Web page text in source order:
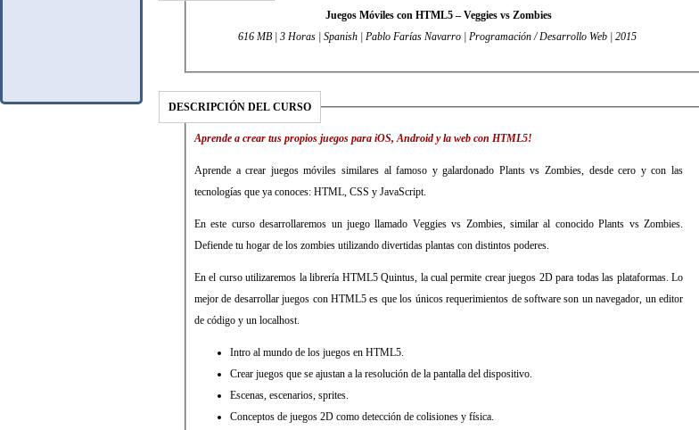
Juegos Móviles con HTML5 – Veggies vs Zombies
616 MB | 3 Horas | Spanish | Pablo Farías Navarro | Programación / Desarrollo Web | 2015
DESCRIPCIÓN DEL CURSO
Aprende a crear tus propios juegos para iOS, Android y la web con HTML5!
Aprende a crear juegos móviles similares al famoso y galardonado Plants vs Zombies, desde cero y con las
tecnologías que ya conoces: HTML, CSS y JavaScript.
En este curso desarrollaremos un juego llamado Veggies vs Zombies, similar al conocido Plants vs Zombies.
Defiende tu hogar de los zombies utilizando divertidas plantas con distintos poderes.
En el curso utilizaremos la librería HTML5 Quintus, la cual permite crear juegos 2D para todas las plataformas. Lo
mejor de desarrollar juegos con HTML5 es que los únicos requerimientos de software son un navegador, un editor
de código y un localhost.
Intro al mundo de los juegos en HTML5.
Crear juegos que se ajustan a la resolución de la pantalla del dispositivo.
Escenas, escenarios, sprites.
Conceptos de juegos 2D como detección de colisiones y física.